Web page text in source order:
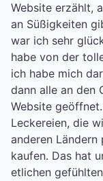
Website erzählt,
an Süßigkeiten
war ich sehr
habe von der
ich habe mich
dann alle an den
Website
Leckereien, die
anderen
kaufen. Das hat
etlichen